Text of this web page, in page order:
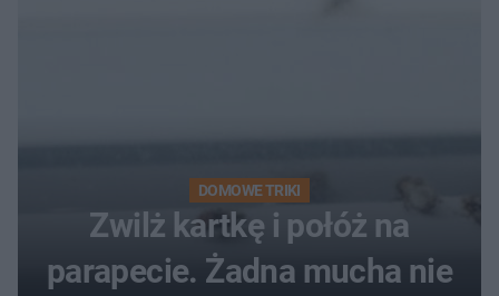
DOMOWE TRIKI
Zwilż kartkę i połóż na
parapecie. Żadna mucha nie